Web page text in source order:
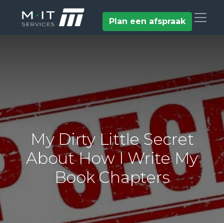
Plan een afspraak
My Dirty Little Secret
About How I Write My
Book Chapters